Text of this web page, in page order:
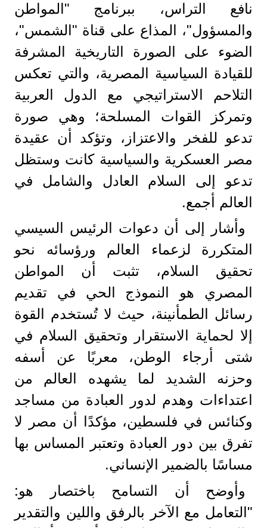
نافع التراس، ببرنامج "المواطن
والمسؤول"، المذاع على قناة "الشمس"،
الضوء على الصورة التاريخية المشرفة
للقيادة السياسية المصرية، والتي تعكس
التلاحم الاستراتيجي مع الدول العربية
وتمركز القوات المسلحة؛ وهي صورة
تدعو للفخر والاعتزاز، وتؤكد أن عقيدة
مصر العسكرية والسياسية كانت وستظل
تدعو إلى السلام العادل والشامل في
العالم أجمع.
وأشار إلى أن دعوات الرئيس السيسي
المتكررة لزعماء العالم ورؤسائه نحو
تحقيق السلام، تثبت أن المواطن
المصري هو النموذج الحي في تقديم
رسائل الطمأنينة، حيث لا تُستخدم القوة
إلا لحماية الاستقرار وتحقيق السلام في
شتى أرجاء الوطن، معربًا عن أسفه
وحزنه الشديد لما يشهده العالم من
اعتداءات وهدم لدور العبادة من مساجد
وكنائس في فلسطين، مؤكدًا أن مصر لا
تفرق بين دور العبادة وتعتبر المساس بها
مساسًا بالضمير الإنساني.
وأوضح أن التسامح باختصار هو:
"التعامل مع الآخر بالرفق واللين والتقدير